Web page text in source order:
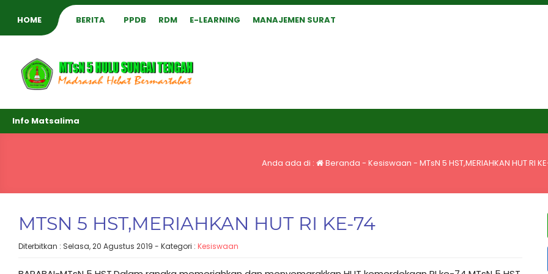
HOME BERITA PPDB RDM E-LEARNING MANAJEMEN SURAT
Info Matsalima
Anda ada di : Beranda - Kesiswaan - MTsN 5 HST,MERIAHKAN HUT RI
MTSN 5 HST,MERIAHKAN HUT RI KE-74
Diterbitkan : Selasa, 20 Agustus 2019 - Kategori : Kesiswaan